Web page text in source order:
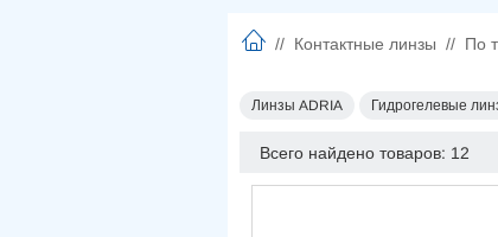
// Контактные линзы // По
Линзы ADRIA Гидрогелевые
Всего найдено товаров: 12